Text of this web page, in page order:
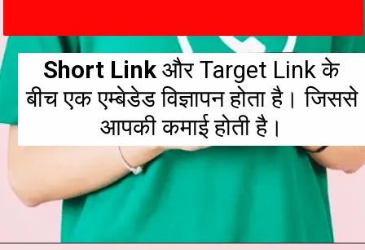
Short Linkऔर Target Link के
बीच एक एम्बेडेड विज्ञापन होता है। जिससे
आपकी कमाई होती है।